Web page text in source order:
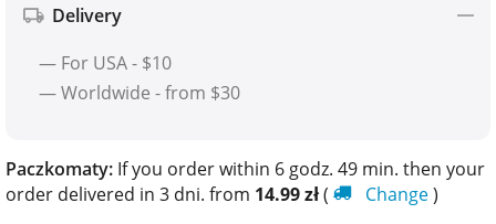
Delivery
— For USA - $10
— Worldwide - from $30
Paczkomaty: If you order within 6 godz. 49 min. then your
order delivered in 3 dni. from 14.99zł( Change)